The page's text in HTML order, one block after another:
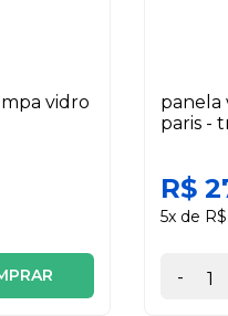
vidro
panela
paris -
R$
5x de R$
-